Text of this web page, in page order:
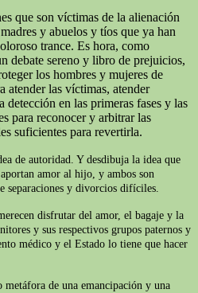
que son víctimas de la alienación
y abuelos y tíos que ya han
trance. Es hora, como
debate sereno y libro de prejuicios,
los hombres y mujeres de
atender las víctimas, atender
detección en las primeras fases y las
para reconocer y arbitrar las
suficientes para revertirla.
de autoridad. Y desdibuja la idea que
amor al hijo, y ambos son
separaciones y divorcios difíciles.
disfrutar del amor, el bagaje y la
y sus respectivos grupos paternos y
médico y el Estado lo tiene que hacer
de una emancipación y una